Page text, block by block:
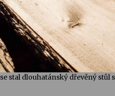
stal dlouhatánský dřevěný